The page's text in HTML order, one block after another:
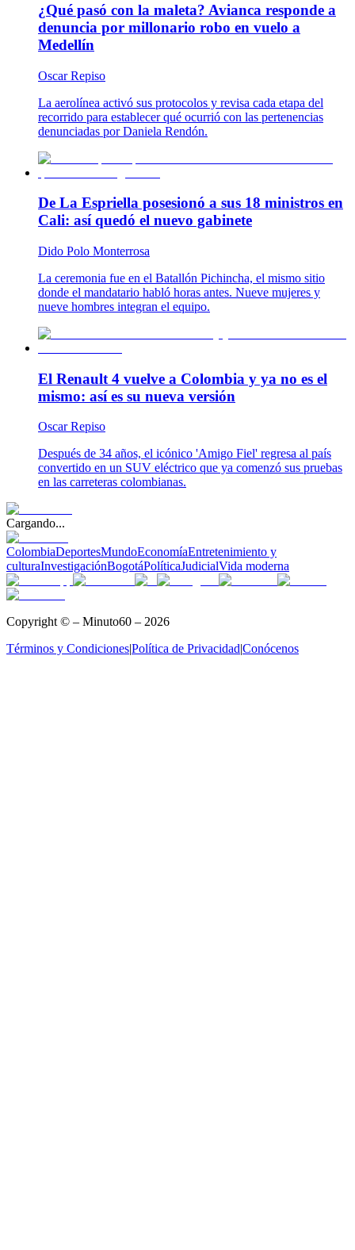
¿Qué pasó con la maleta? Avianca responde a
denuncia por millonario robo en vuelo a
Medellín
Oscar Repiso
La aerolínea activó sus protocolos y revisa cada etapa del
recorrido para establecer qué ocurrió con las pertenencias
denunciadas por Daniela Rendón.
De La Espriella posesionó a sus 18 ministros en
Cali: así quedó el nuevo gabinete
Dido Polo Monterrosa
La ceremonia fue en el Batallón Pichincha, el mismo sitio
donde el mandatario habló horas antes. Nueve mujeres y
nueve hombres integran el equipo.
El Renault 4 vuelve a Colombia y ya no es el
mismo: así es su nueva versión
Oscar Repiso
Después de 34 años, el icónico 'Amigo Fiel' regresa al país
convertido en un SUV eléctrico que ya comenzó sus pruebas
en las carreteras colombianas.
Cargando...
ColombiaDeportesMundoEconomíaEntretenimiento y
culturaInvestigaciónBogotáPolíticaJudicialVida moderna
Copyright © – Minuto60 – 2026
Términos y Condiciones|Política de Privacidad|Conócenos